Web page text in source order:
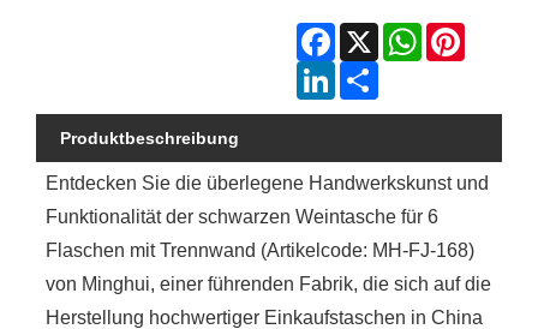
Facebook
X WhatsApp
LinkedIn
Produktbeschreibung
Entdecken Sie die überlegene Handwerkskunst und
Funktionalität der schwarzen Weintasche für 6
Flaschen mit Trennwand (Artikelcode: MH-FJ-168)
von Minghui, einer führenden Fabrik, die sich auf die
Herstellung hochwertiger Einkaufstaschen in China